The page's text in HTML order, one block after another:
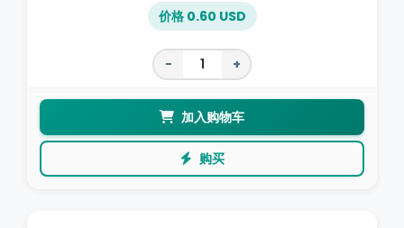
价格 0.60 USD
− +
加入购物车
购买